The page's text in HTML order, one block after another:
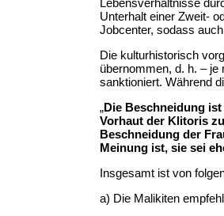
Lebensverhältnisse
Unterhalt einer Zweit-
Jobcenter, sodass
Die kulturhistorisch
übernommen, d. h. –
sanktioniert. Während
„Die Beschneidung
Vorhaut der Klitoris
Beschneidung der
Meinung ist, sie sei
Insgesamt ist von
a) Die Malikiten